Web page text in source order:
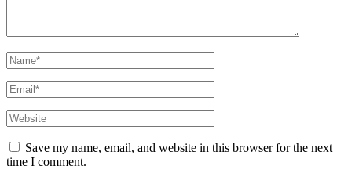
Save my name, email, and website in this browser for the next
time I comment.